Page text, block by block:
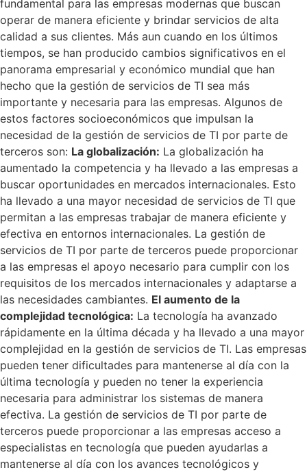
fundamental para las empresas modernas que buscan
operar de manera eficiente y brindar servicios de alta
calidad a sus clientes. Más aun cuando en los últimos
tiempos, se han producido cambios significativos en el
panorama empresarial y económico mundial que han
hecho que la gestión de servicios de TI sea más
importante y necesaria para las empresas. Algunos de
estos factores socioeconómicos que impulsan la
necesidad de la gestión de servicios de TI por parte de
terceros son: La globalización: La globalización ha
aumentado la competencia y ha llevado a las empresas a
buscar oportunidades en mercados internacionales. Esto
ha llevado a una mayor necesidad de servicios de TI que
permitan a las empresas trabajar de manera eficiente y
efectiva en entornos internacionales. La gestión de
servicios de TI por parte de terceros puede proporcionar
a las empresas el apoyo necesario para cumplir con los
requisitos de los mercados internacionales y adaptarse a
las necesidades cambiantes. El aumento de la
complejidad tecnológica: La tecnología ha avanzado
rápidamente en la última década y ha llevado a una mayor
complejidad en la gestión de servicios de TI. Las empresas
pueden tener dificultades para mantenerse al día con la
última tecnología y pueden no tener la experiencia
necesaria para administrar los sistemas de manera
efectiva. La gestión de servicios de TI por parte de
terceros puede proporcionar a las empresas acceso a
especialistas en tecnología que pueden ayudarlas a
mantenerse al día con los avances tecnológicos y